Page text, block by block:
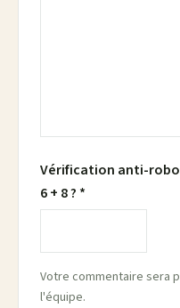
Vérification anti-
6 + 8 ? *
Votre commentaire sera
l'équipe.